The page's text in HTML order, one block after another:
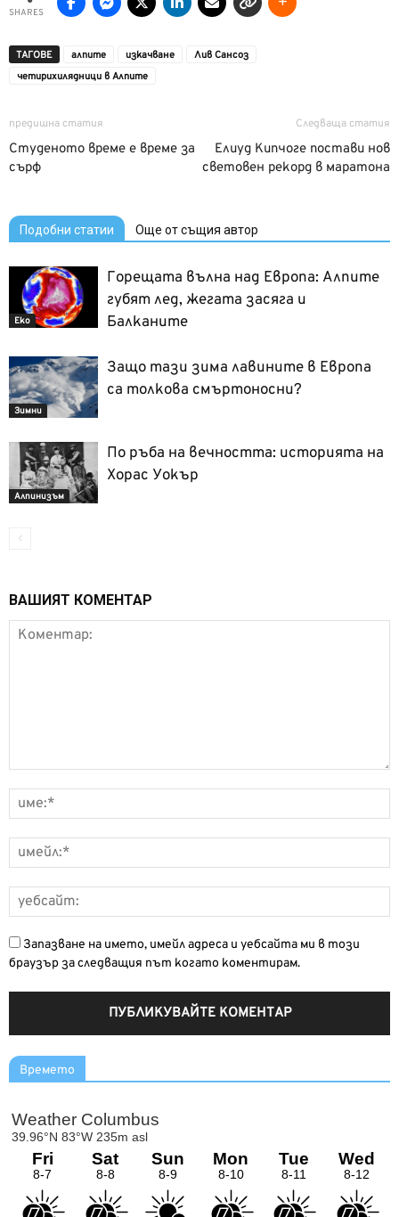
SHARES
ТАГОВЕ алпите изкачване
Лив Сансоз
четирихилядници в Алпите
предишна статия
Студеното време е време за
сърф
Следваща статия
Елиуд Кипчоге постави нов
световен рекорд в маратона
Подобни статии Още от същия автор
Еко
Горещата вълна над Европа: Алпите
губят лед, жегата засяга и
Балканите
Зимни
Защо тази зима лавините в Европа
са толкова смъртоносни?
Алпинизъм
По ръба на вечността: историята на
Хорас Уокър
ВАШИЯТ КОМЕНТАР
Запазване на името, имейл адреса и уебсайта ми в този
браузър за следващия път когато коментирам.
Времето